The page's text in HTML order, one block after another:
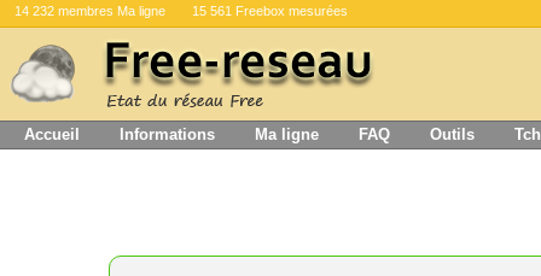
14 232 membres Ma ligne 15 561 Freebox mesurées
Accueil Informations Ma ligne FAQ Outils